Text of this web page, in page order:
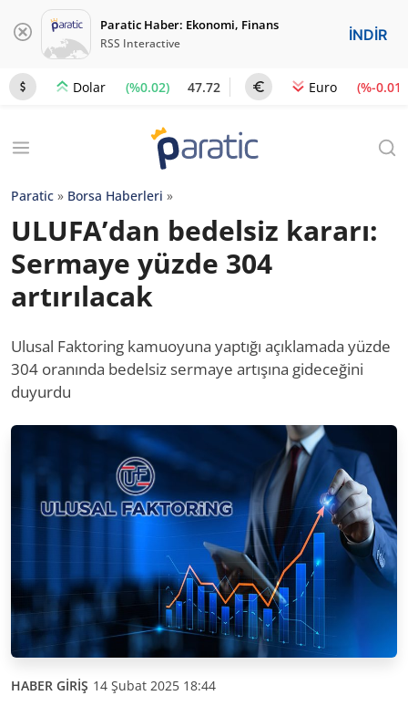
Paratic Haber: Ekonomi, Finans
RSS Interactive İNDİR
Dolar (%0.02) 47.72 Euro (%-0.01)
Paratic » Borsa Haberleri »
ULUFA’dan bedelsiz kararı:
Sermaye yüzde 304
artırılacak
Ulusal Faktoring kamuoyuna yaptığı açıklamada yüzde
304 oranında bedelsiz sermaye artışına gideceğini
duyurdu
HABER GİRİŞ 14 Şubat 2025 18:44